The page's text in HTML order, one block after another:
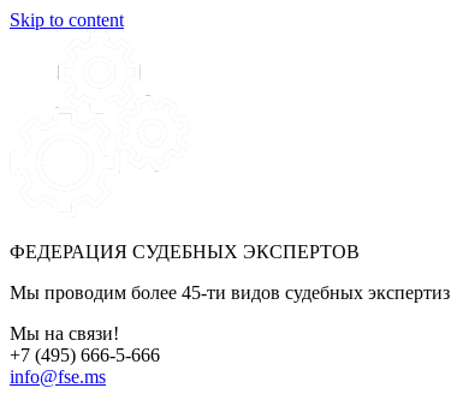
Skip to content
ФЕДЕРАЦИЯ СУДЕБНЫХ ЭКСПЕРТОВ
Мы проводим более 45-ти видов судебных экспертиз
Мы на связи!
+7 (495) 666-5-666
info@fse.ms